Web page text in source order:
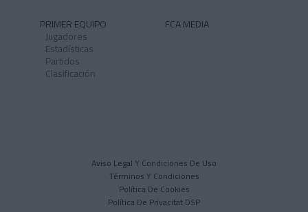
PRIMER EQUIPO
Jugadores
Estadísticas
Partidos
Clasificación
FCA MEDIA
Aviso Legal Y Condiciones De Uso
Términos Y Condiciones
Política De Cookies
Política De Privacitat DSP